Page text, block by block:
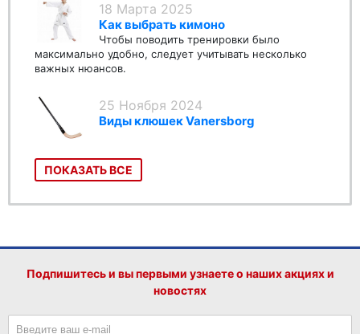
18 Марта 2025
Как выбрать кимоно
Чтобы поводить тренировки было
максимально удобно, следует учитывать несколько
важных нюансов.
25 Ноября 2024
Виды клюшек Vanersborg
ПОКАЗАТЬ ВСЕ
Подпишитесь и вы первыми узнаете о наших акциях и
новостях